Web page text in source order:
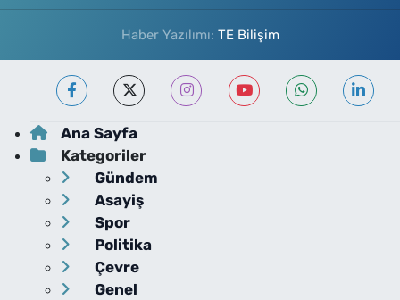
Haber Yazılımı: TE Bilişim
Ana Sayfa
Kategoriler
Gündem
Asayiş
Spor
Politika
Çevre
Genel